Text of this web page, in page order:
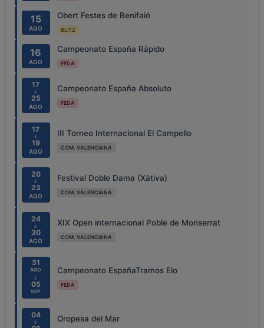
15
AGO
Obert Festes de Benifaió
BLITZ
16
AGO
Campeonato España Rápido
FEDA
17
↓
25
AGO
Campeonato España Absoluto
FEDA
17
↓
19
AGO
III Torneo Internacional El Campello
COM. VALENCIANA
20
↓
23
AGO
Festival Doble Dama (Xàtiva)
COM. VALENCIANA
24
↓
30
AGO
XIX Open internacional Poble de Monserrat
COM. VALENCIANA
31
AGO
↓
05
SEP
Campeonato EspañaTramos Elo
FEDA
04
↓ Oropesa del Mar